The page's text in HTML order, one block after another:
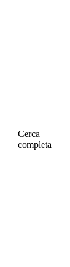
Cerca
completa